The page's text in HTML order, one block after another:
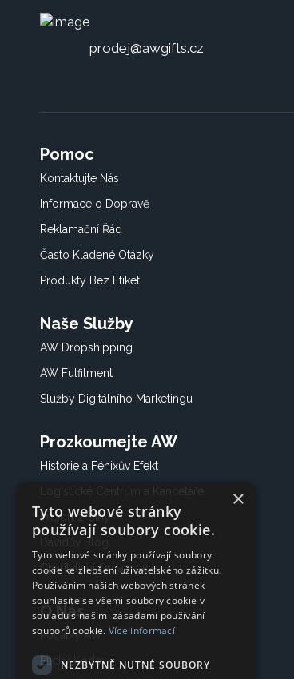
prodej@awgifts.cz
Pomoc
Kontaktujte Nás
Informace o Dopravě
Reklamační Řád
Často Kladené Otázky
Produkty Bez Etiket
Naše Služby
AW Dropshipping
AW Fulfilment
Služby Digitálního Marketingu
Prozkoumejte AW
Historie a Fénixův Efekt
Import z Číny
Davidův Blog
Charitativní Organizace
O Nás
Počátky AW
Etický Kodex
×
Tyto webové stránky
používají soubory cookie.
Tyto webové stránky používají soubory
cookie ke zlepšení uživatelského zážitku.
Používáním našich webových stránek
souhlasíte se všemi soubory cookie v
souladu s našimi zásadami používání
souborů cookie. Více informací
NEZBYTNĚ NUTNÉ SOUBORY